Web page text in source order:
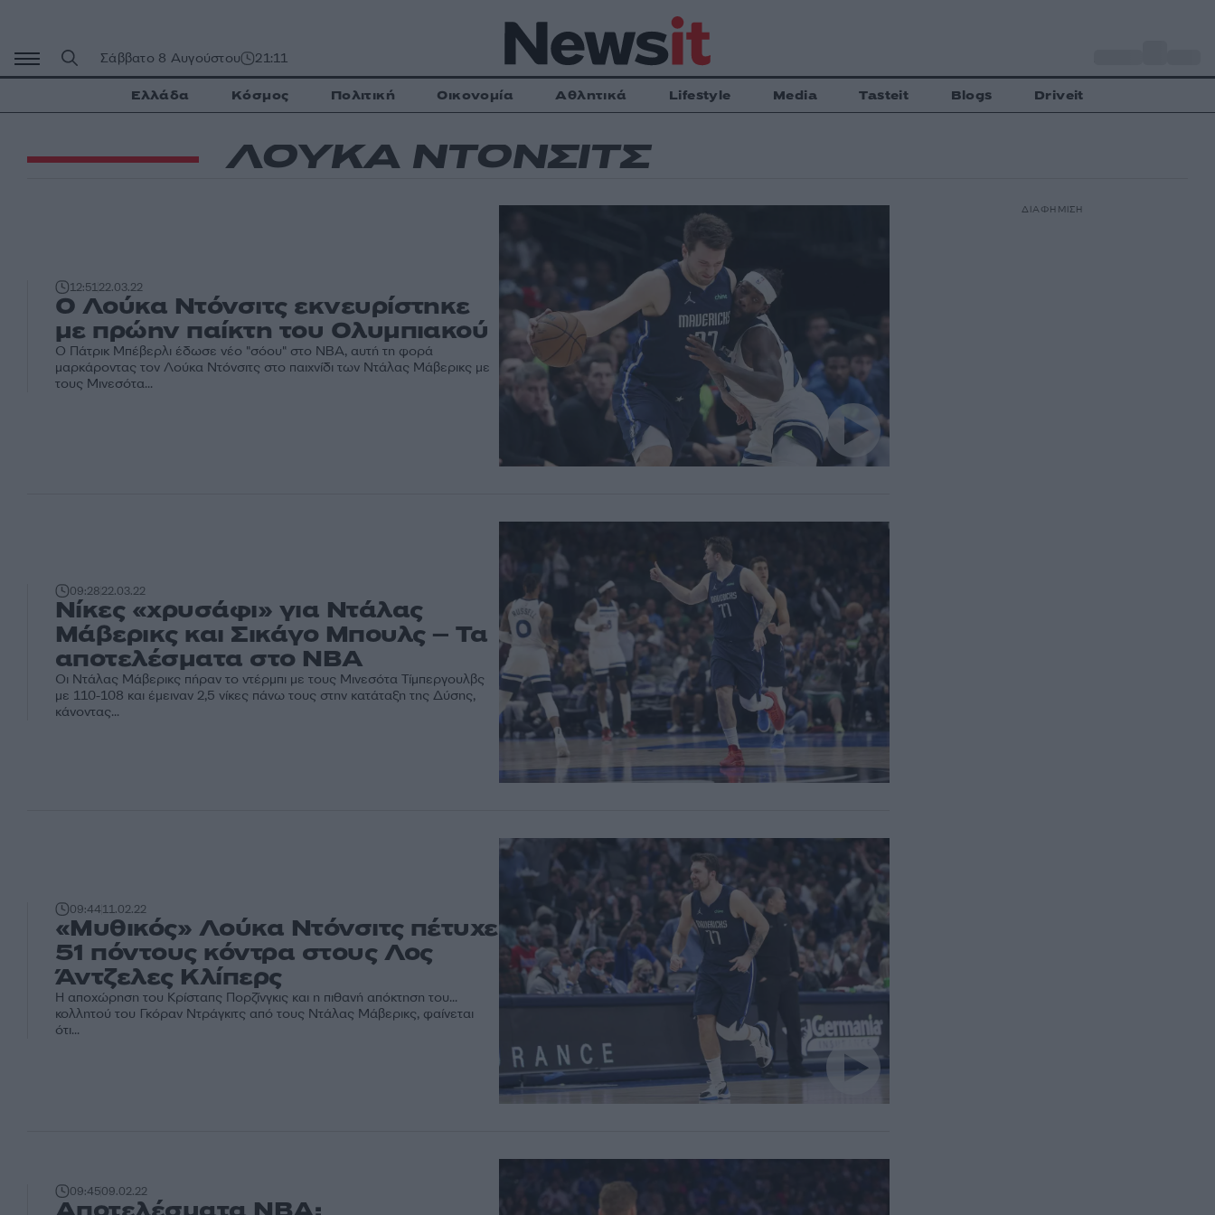
περιεχόμενο
Σάββατο 8 Αυγούστου 21:11
Ελλάδα Κόσμος Πολιτική Οικονομία Αθλητικά Lifestyle Media Tasteit Blogs Driveit
ΛΟΥΚΑ ΝΤΟΝΣΙΤΣ
12:5122.03.22
Ο Λούκα Ντόνσιτς εκνευρίστηκε
με πρώην παίκτη του Ολυμπιακού
Ο Πάτρικ Μπέβερλι έδωσε νέο "σόου" στο NBA, αυτή τη φορά
μαρκάροντας τον Λούκα Ντόνσιτς στο παιχνίδι των Ντάλας Μάβερικς με
τους Μινεσότα...
09:2822.03.22
Νίκες «χρυσάφι» για Ντάλας
Μάβερικς και Σικάγο Μπουλς – Τα
αποτελέσματα στο NBA
Οι Ντάλας Μάβερικς πήραν το ντέρμπι με τους Μινεσότα Τίμπεργουλβς
με 110-108 και έμειναν 2,5 νίκες πάνω τους στην κατάταξη της Δύσης,
κάνοντας...
09:4411.02.22
«Μυθικός» Λούκα Ντόνσιτς πέτυχε
51 πόντους κόντρα στους Λος
Άντζελες Κλίπερς
Η αποχώρηση του Κρίσταπς Πορζίνγκις και η πιθανή απόκτηση του...
κολλητού του Γκόραν Ντράγκιτς από τους Ντάλας Μάβερικς, φαίνεται
ότι...
09:4509.02.22
ΔΙΑΦΗΜΙΣΗ